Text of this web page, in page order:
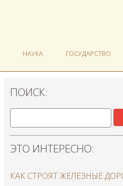
НАУКА ГОСУДАРСТВО
ПОИСК:
ЭТО ИНТЕРЕСНО:
КАК СТРОЯТ ЖЕЛЕЗНЫЕ